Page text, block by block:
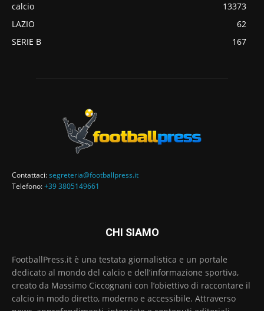
calcio
13373
LAZIO
62
SERIE B
167
Contattaci:segreteria@footballpress.it
Telefono:+39 3805149661
CHI SIAMO
FootballPress.it è una testata giornalistica e un portale
dedicato al mondo del calcio e dell’informazione sportiva,
creato da Massimo Ciccognani con l’obiettivo di raccontare il
calcio in modo diretto, moderno e accessibile. Attraverso